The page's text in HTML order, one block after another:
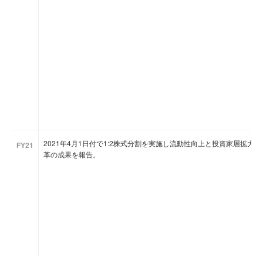
FY21
2021年4月1日付で1:2株式分割を実施し流動性向上と投資家層拡大
革の成果を報告。